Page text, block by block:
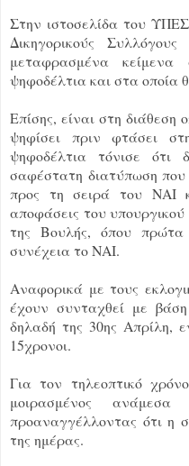
Στην ιστοσελίδα του
Δικηγορικούς
μεταφρασμένα
ψηφοδέλτια και στα οποία
Επίσης, είναι στη διάθεση
ψηφίσει πριν φτάσει
ψηφοδέλτια τόνισε
σαφέστατη διατύπωση
προς τη σειρά του ΝΑΙ
αποφάσεις του
της Βουλής, όπου
συνέχεια το ΝΑΙ.
Αναφορικά με τους
έχουν συνταχθεί με
δηλαδή της 30ης Απρίλη,
15χρονοι.
Για τον τηλεοπτικό
μοιρασμένος
προαναγγέλλοντας ότι η
της ημέρας.